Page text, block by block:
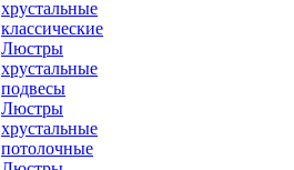
хрустальные
классические
Люстры
хрустальные
подвесы
Люстры
хрустальные
потолочные